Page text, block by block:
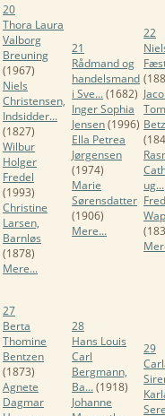
20
Thora Laura
Valborg
Breuning
(1967)
Niels
Christensen,
Indsidder...
(1827)
Wilbur
Holger
Fredel
(1993)
Christine
Larsen,
Barnløs
(1878)
Mere...
21
Rådmand og
handelsmand
i Sve...(1682)
Inger Sophia
Jensen(1996)
Ella Petrea
Jørgensen
(1974)
Marie
Sørensdatter
(1906)
Mere...
22
ug...
27
Berta
Thomine
Bentzen
(1873)
Agnete
Dagmar
28
Hans Louis
Carl
Bergmann,
Ba...(1918)
Johanne
29